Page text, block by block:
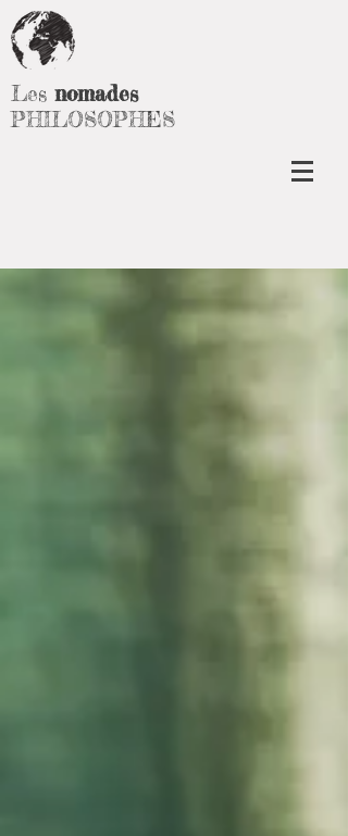
Les nomades
PHILOSOPHES